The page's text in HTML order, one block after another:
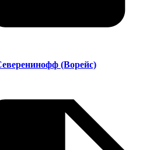
(Ворейс)